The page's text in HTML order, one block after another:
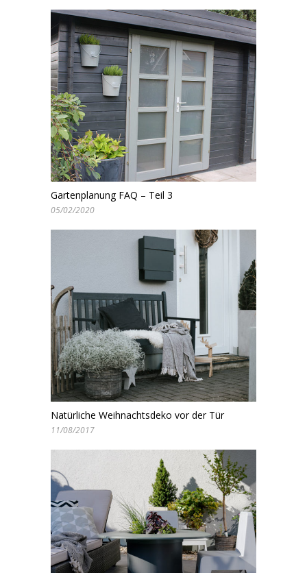
Gartenplanung FAQ – Teil 3
05/02/2020
Natürliche Weihnachtsdeko vor der Tür
11/08/2017